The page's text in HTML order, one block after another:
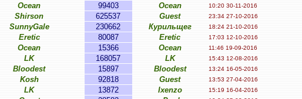
Ocean 99403 Ocean 10:20 30-11-2016
Shirson 625537 Guest 23:34 27-10-2016
SunnyGale 230662 Курильщег 18:24 21-10-2016
Eretic 80087 Eretic 17:03 12-10-2016
Ocean 15366 Ocean 11:46 19-09-2016
LK 168057 LK 15:43 12-08-2016
Bloodest 15897 Bloodest 13:24 16-05-2016
Kosh 92818 Guest 13:53 27-04-2016
LK 13872 Ixenzo 15:19 16-04-2016